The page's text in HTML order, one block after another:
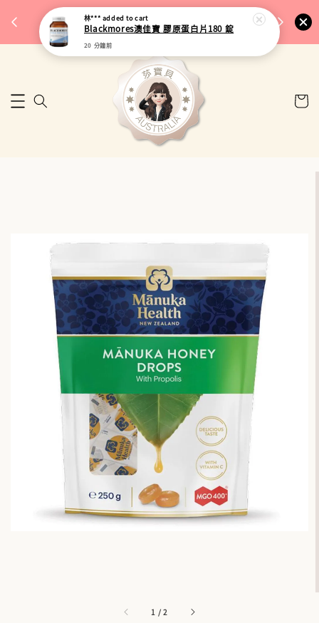
🎉 77購物節｜保健品滿額最低 91 折
來去逛逛
🚚 台
1 /2
林*** added to cart
Blackmores澳佳寶 膠原蛋白片180 錠
20 分鐘前